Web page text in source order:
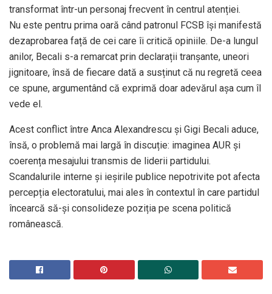
transformat într-un personaj frecvent în centrul atenției.
Nu este pentru prima oară când patronul FCSB își manifestă
dezaprobarea față de cei care îi critică opiniile. De-a lungul
anilor, Becali s-a remarcat prin declarații tranșante, uneori
jignitoare, însă de fiecare dată a susținut că nu regretă ceea
ce spune, argumentând că exprimă doar adevărul așa cum îl
vede el.
Acest conflict între Anca Alexandrescu și Gigi Becali aduce,
însă, o problemă mai largă în discuție: imaginea AUR și
coerența mesajului transmis de liderii partidului.
Scandalurile interne și ieșirile publice nepotrivite pot afecta
percepția electoratului, mai ales în contextul în care partidul
încearcă să-și consolideze poziția pe scena politică
românească.